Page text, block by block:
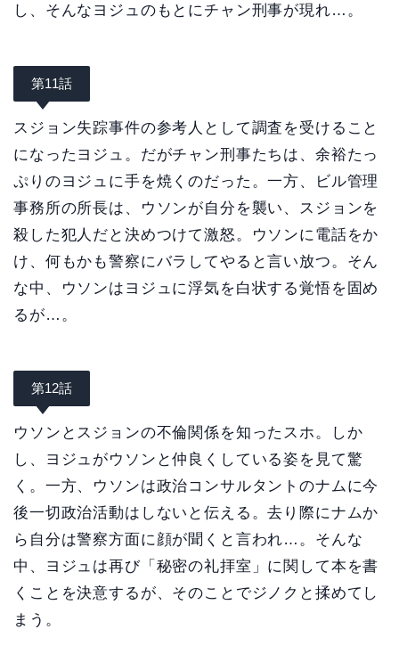
し、そんなヨジュのもとにチャン刑事が現れ…。
第11話
スジョン失踪事件の参考人として調査を受けること
になったヨジュ。だがチャン刑事たちは、余裕たっ
ぷりのヨジュに手を焼くのだった。一方、ビル管理
事務所の所長は、ウソンが自分を襲い、スジョンを
殺した犯人だと決めつけて激怒。ウソンに電話をか
け、何もかも警察にバラしてやると言い放つ。そん
な中、ウソンはヨジュに浮気を白状する覚悟を固め
るが…。
第12話
ウソンとスジョンの不倫関係を知ったスホ。しか
し、ヨジュがウソンと仲良くしている姿を見て驚
く。一方、ウソンは政治コンサルタントのナムに今
後一切政治活動はしないと伝える。去り際にナムか
ら自分は警察方面に顔が聞くと言われ…。そんな
中、ヨジュは再び「秘密の礼拝室」に関して本を書
くことを決意するが、そのことでジノクと揉めてし
まう。